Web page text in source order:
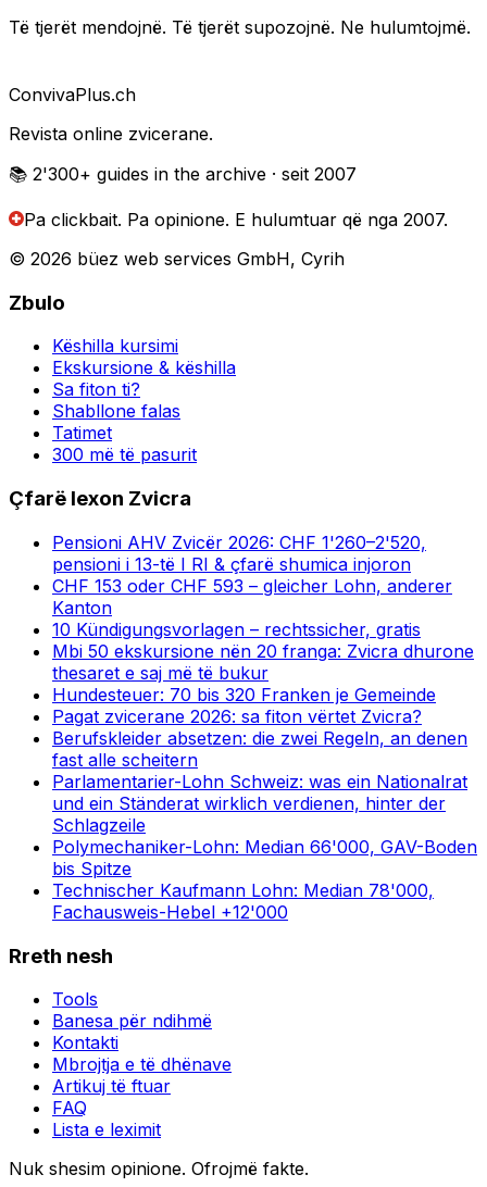
Të tjerët mendojnë. Të tjerët supozojnë. Ne hulumtojmë.
ConvivaPlus.ch
Revista online zvicerane.
📚 2'300+ guides in the archive · seit 2007
Pa clickbait. Pa opinione. E hulumtuar që nga 2007.
© 2026 büez web services GmbH, Cyrih
Zbulo
Këshilla kursimi
Ekskursione & këshilla
Sa fiton ti?
Shabllone falas
Tatimet
300 më të pasurit
Çfarë lexon Zvicra
Pensioni AHV Zvicër 2026: CHF 1'260–2'520,
pensioni i 13-të I RI & çfarë shumica injoron
CHF 153 oder CHF 593 – gleicher Lohn, anderer
Kanton
10 Kündigungsvorlagen – rechtssicher, gratis
Mbi 50 ekskursione nën 20 franga: Zvicra dhurone
thesaret e saj më të bukur
Hundesteuer: 70 bis 320 Franken je Gemeinde
Pagat zvicerane 2026: sa fiton vërtet Zvicra?
Berufskleider absetzen: die zwei Regeln, an denen
fast alle scheitern
Parlamentarier-Lohn Schweiz: was ein Nationalrat
und ein Ständerat wirklich verdienen, hinter der
Schlagzeile
Polymechaniker-Lohn: Median 66'000, GAV-Boden
bis Spitze
Technischer Kaufmann Lohn: Median 78'000,
Fachausweis-Hebel +12'000
Rreth nesh
Tools
Banesa për ndihmë
Kontakti
Mbrojtja e të dhënave
Artikuj të ftuar
FAQ
Lista e leximit
Nuk shesim opinione. Ofrojmë fakte.